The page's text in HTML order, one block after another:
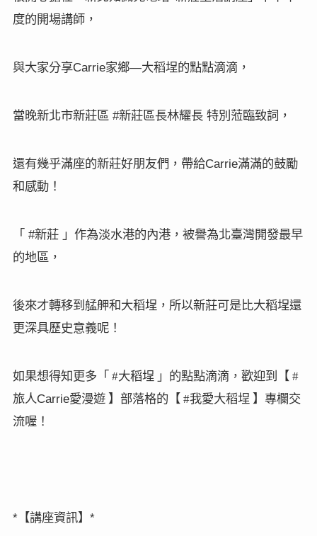
度的開場講師，
與大家分享Carrie家鄉—大稻埕的點點滴滴，
當晚新北市新莊區 #新莊區長林耀長 特別蒞臨致詞，
還有幾乎滿座的新莊好朋友們，帶給Carrie滿滿的鼓勵
和感動！
「 #新莊 」作為淡水港的內港，被譽為北臺灣開發最早
的地區，
後來才轉移到艋舺和大稻埕，所以新莊可是比大稻埕還
更深具歷史意義呢！
如果想得知更多 「 #大稻埕 」的點點滴滴，歡迎到【 #
旅人Carrie愛漫遊 】部落格的【 #我愛大稻埕 】專欄交
流喔！
*【講座資訊】 *